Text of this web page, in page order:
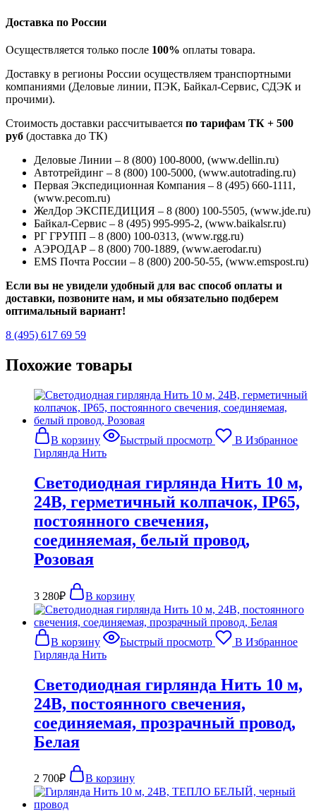
Доставка по России
Осуществляется только после 100% оплаты товара.
Доставку в регионы России осуществляем транспортными
компаниями (Деловые линии, ПЭК, Байкал-Сервис, СДЭК и
прочими).
Стоимость доставки рассчитывается по тарифам ТК + 500
руб (доставка до ТК)
Деловые Линии – 8 (800) 100-8000, (www.dellin.ru)
Автотрейдинг – 8 (800) 100-5000, (www.autotrading.ru)
Первая Экспедиционная Компания – 8 (495) 660-1111,
(www.pecom.ru)
ЖелДор ЭКСПЕДИЦИЯ – 8 (800) 100-5505, (www.jde.ru)
Байкал-Сервис – 8 (495) 995-995-2, (www.baikalsr.ru)
РГ ГРУПП – 8 (800) 100-0313, (www.rgg.ru)
АЭРОДАР – 8 (800) 700-1889, (www.aerodar.ru)
EMS Почта России – 8 (800) 200-50-55, (www.emspost.ru)
Если вы не увидели удобный для вас способ оплаты и
доставки, позвоните нам, и мы обязательно подберем
оптимальный вариант!
8 (495) 617 69 59
Похожие товары
В корзину Быстрый просмотр
В Избранное
Гирлянда Нить
Светодиодная гирлянда Нить 10 м,
24В, герметичный колпачок, IP65,
постоянного свечения,
соединяемая, белый провод,
Розовая
3 280₽ В корзину
В корзину Быстрый просмотр
В Избранное
Гирлянда Нить
Светодиодная гирлянда Нить 10 м,
24В, постоянного свечения,
соединяемая, прозрачный провод,
Белая
2 700₽ В корзину